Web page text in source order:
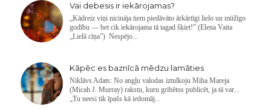
Vai debesis ir iekārojamas?
„Kādreiz viņi nicināja tiem piedāvāto ārkārtīgi lielo un mūžīgo
godību — bet cik iekārojama tā tagad šķiet!” (Elena Vaita
„Lielā cīņa”) Nespējo...
Kāpēc es baznīcā mēdzu lamāties
Niklāvs Adats: No angļu valodas iztulkoju Miha Mareja
(Micah J. Murray) rakstu, kuru gribētos publicēt, ja tā var...
„Tu neesi tik īpašs kā iedomāj...